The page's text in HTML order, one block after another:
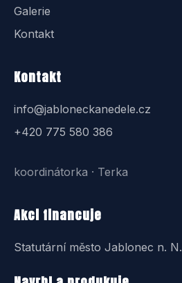
Galerie
Kontakt
Kontakt
info@jabloneckanedele.cz
+420 775 580 386
koordinátorka · Terka
Akci financuje
Statutární město Jablonec n. N.